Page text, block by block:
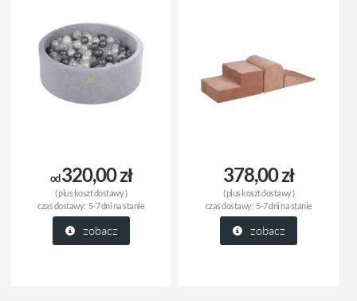
od320,00 zł
( plus koszt dostawy)
czas dostawy: 5-7 dni na stanie
zobacz
378,00 zł
( plus koszt dostawy)
czas dostawy: 5-7 dni na stanie
zobacz